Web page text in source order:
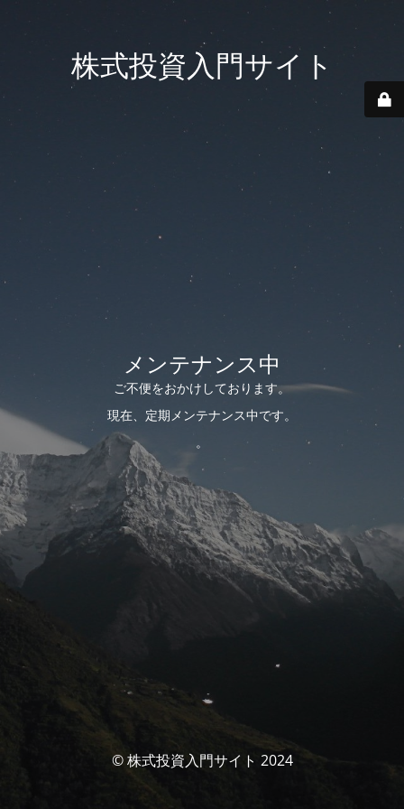
株式投資入門サイト
メンテナンス中
ご不便をおかけしております。
現在、定期メンテナンス中です。
。
© 株式投資入門サイト 2024